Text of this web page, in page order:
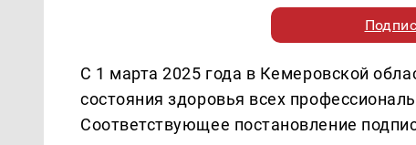
С 1 марта 2025 года в Кемеровской
состояния здоровья всех
Соответствующее постановление